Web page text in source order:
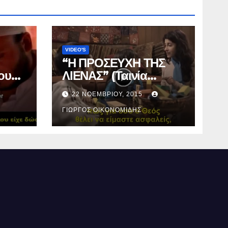
VIDEO'S
“Η ΠΡΟΣΕΥΧΗ ΤΗΣ
ΛΙΕΝΑΣ” (Ταινία
μικρού μήκους).
22 ΝΟΕΜΒΡΊΟΥ, 2015
ΓΙΏΡΓΟΣ ΟΙΚΟΝΟΜΊΔΗΣ